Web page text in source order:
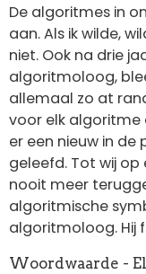
De algoritmes in
aan. Als ik wilde,
niet. Ook na drie
algoritmoloog,
allemaal zo at
voor elk algoritme
er een nieuw in de
geleefd. Tot wij op
nooit meer
algoritmische
algoritmoloog. Hij
Woordwaarde -